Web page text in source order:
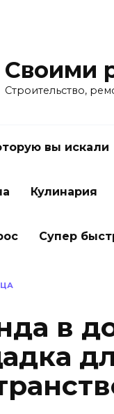
Своими
Строительство,
вы искали
Кулинария
Супер
в